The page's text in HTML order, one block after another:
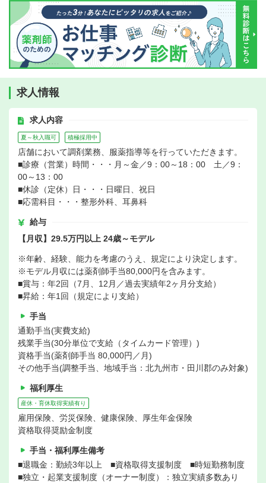
求人情報
求人内容
夏～秋入職可 積極採用中
店舗において調剤業務、服薬指導等を行っていただきます。
■診療（営業）時間・・・月～金／9：00～18：00 土／9：
00～13：00
■休診（定休）日・・・日曜日、祝日
■応需科目・・・整形外科、耳鼻科
給与
【月収】29.5万円以上 24歳～モデル
※年齢、経験、能力を考慮のうえ、規定により決定します。
※モデル月収には薬剤師手当80,000円を含みます。
■賞与：年2回（7月、12月／過去実績年2ヶ月分支給）
■昇給：年1回（規定により支給）
手当
通勤手当(実費支給)
残業手当(30分単位で支給（タイムカード管理）)
資格手当(薬剤師手当 80,000円／月)
その他手当(調整手当、地域手当：北九州市・田川郡のみ対象)
福利厚生
産休・育休取得実績有り
雇用保険、労災保険、健康保険、厚生年金保険
資格取得奨励金制度
手当・福利厚生備考
■退職金：勤続3年以上 ■資格取得支援制度 ■時短勤務制度
■独立・起業支援制度（オーナー制度）：独立実績多数あり